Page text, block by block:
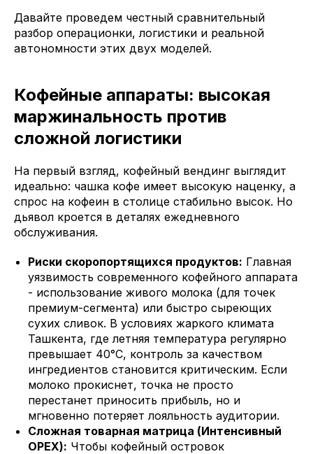
Давайте проведем честный сравнительный
разбор операционки, логистики и реальной
автономности этих двух моделей.
Кофейные аппараты: высокая
маржинальность против
сложной логистики
На первый взгляд, кофейный вендинг выглядит
идеально: чашка кофе имеет высокую наценку, а
спрос на кофеин в столице стабильно высок. Но
дьявол кроется в деталях ежедневного
обслуживания.
Риски скоропортящихся продуктов: Главная
уязвимость современного кофейного аппарата
- использование живого молока (для точек
премиум-сегмента) или быстро сыреющих
сухих сливок. В условиях жаркого климата
Ташкента, где летняя температура регулярно
превышает 40°C, контроль за качеством
ингредиентов становится критическим. Если
молоко прокиснет, точка не просто
перестанет приносить прибыль, но и
мгновенно потеряет лояльность аудитории.
Сложная товарная матрица (Интенсивный
OPEX): Чтобы кофейный островок